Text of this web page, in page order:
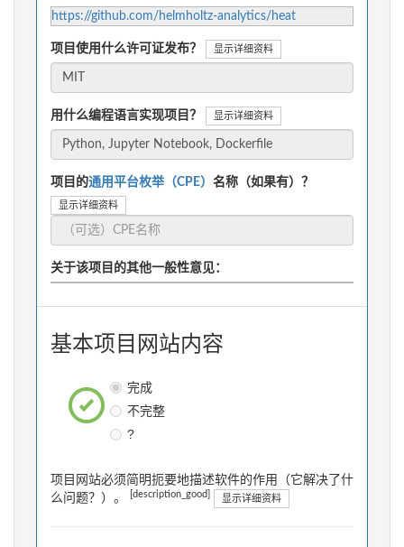
https://github.com/helmholtz-analytics/heat
项目使用什么许可证发布？ 显示详细资料
用什么编程语言实现项目？ 显示详细资料
项目的通用平台枚举（CPE） 名称（如果有）？
显示详细资料
关于该项目的其他一般性意见：
基本项目网站内容
完成
不完整
?
项目网站必须简明扼要地描述软件的作用（它解决了什
么问题？）。
[description_good] 显示详细资料